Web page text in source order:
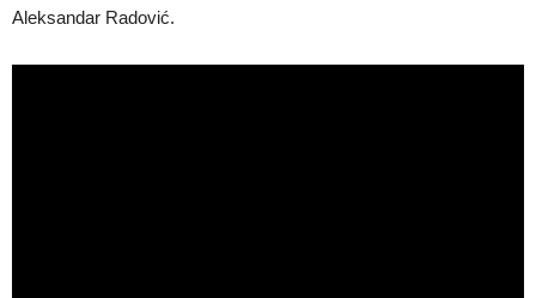
Aleksandar Radović.